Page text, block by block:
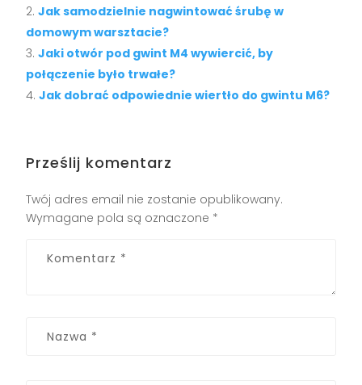
Jak samodzielnie nagwintować śrubę w
domowym warsztacie?
Jaki otwór pod gwint M4 wywiercić, by
połączenie było trwałe?
Jak dobrać odpowiednie wiertło do gwintu M6?
Prześlij komentarz
Twój adres email nie zostanie opublikowany.
Wymagane pola są oznaczone *